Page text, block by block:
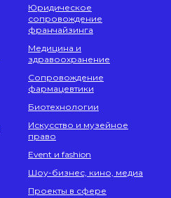
Юридическое
сопровождение
франчайзинга
Медицина и
здравоохранение
Сопровождение
фармацевтики
Биотехнологии
Искусство и музейное
право
Event и fashion
Шоу-бизнес, кино, медиа
Проекты в сфере